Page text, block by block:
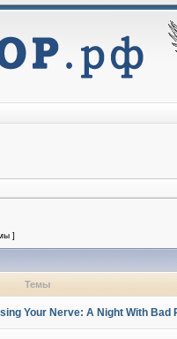
]
Темы
Your Nerve: A Night With Bad